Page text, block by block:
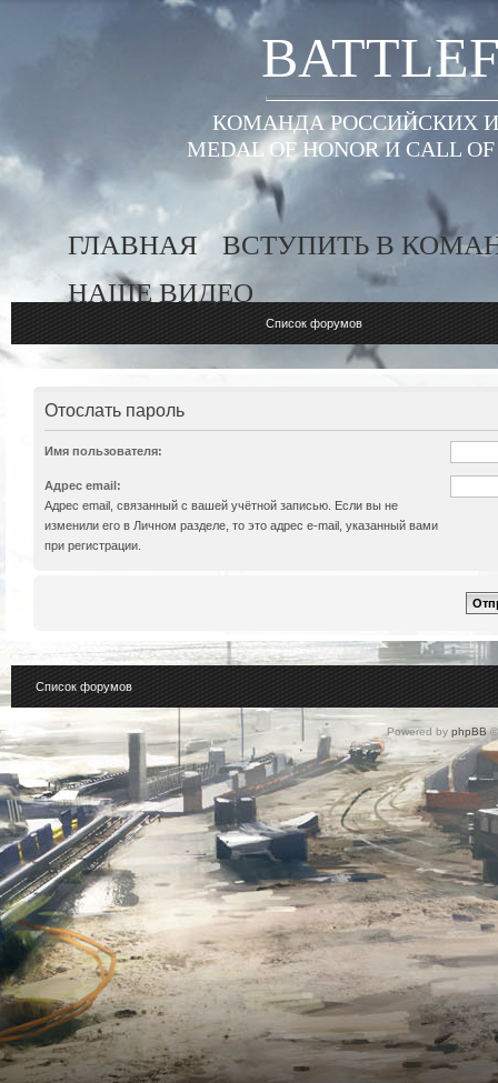
КОМАНДА РОССИЙСКИХ
MEDAL OF HONOR И
ГЛАВНАЯ
ВСТУПИТЬ В
НАШЕ ВИДЕО
Список форумов
Отослать пароль
Имя пользователя:
Адрес email:
Адрес email, связанный с вашей учётной записью. Если вы не
изменили его в Личном разделе, то это адрес e-mail, указанный вами
при регистрации.
Список форумов
Powered by phpBB©